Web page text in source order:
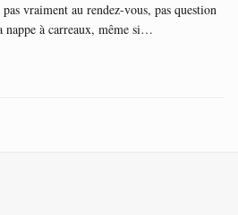
vraiment au rendez-vous, pas question
nappe à carreaux, même si…